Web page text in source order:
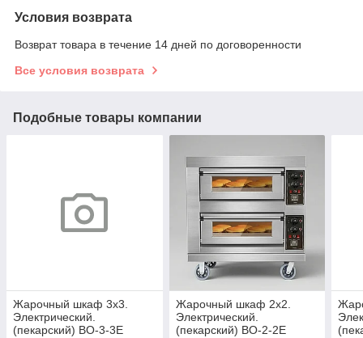
Условия возврата
Возврат товара в течение 14 дней по договоренности
Все условия возврата
Подобные товары компании
Жарочный шкаф 3х3.
Электрический.
(пекарский) BO-3-3E
Жарочный шкаф 2х2.
Электрический.
(пекарский) BO-2-2E